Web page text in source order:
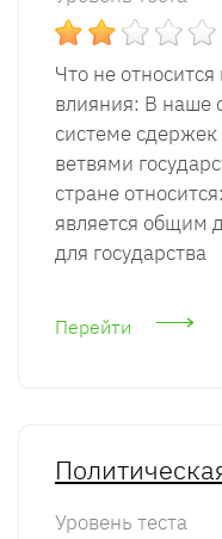
Что не
влияния: В наше
системе
ветвями
стране
является общим
для государства
Перейти
Уровень теста